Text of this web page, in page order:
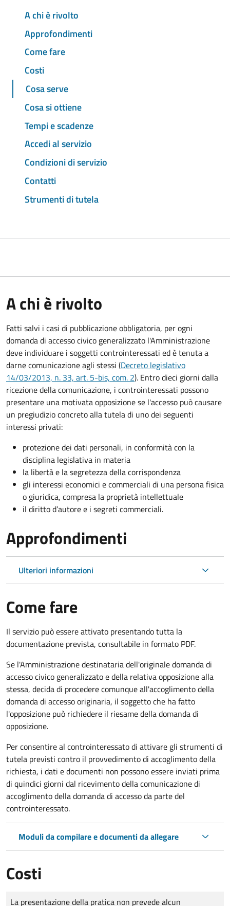
A chi è rivolto
Approfondimenti
Come fare
Costi
Cosa serve
Cosa si ottiene
Tempi e scadenze
Accedi al servizio
Condizioni di servizio
Contatti
Strumenti di tutela
A chi è rivolto
Fatti salvi i casi di pubblicazione obbligatoria, per ogni
domanda di accesso civico generalizzato l'Amministrazione
deve individuare i soggetti controinteressati ed è tenuta a
darne comunicazione agli stessi (Decreto legislativo
14/03/2013, n. 33, art. 5-bis, com. 2). Entro dieci giorni dalla
ricezione della comunicazione, i controinteressati possono
presentare una motivata opposizione se l'accesso può causare
un pregiudizio concreto alla tutela di uno dei seguenti
interessi privati:
protezione dei dati personali, in conformità con la
disciplina legislativa in materia
la libertà e la segretezza della corrispondenza
gli interessi economici e commerciali di una persona fisica
o giuridica, compresa la proprietà intellettuale
il diritto d’autore e i segreti commerciali.
Approfondimenti
Ulteriori informazioni
Come fare
Il servizio può essere attivato presentando tutta la
documentazione prevista, consultabile in formato PDF.
Se l'Amministrazione destinataria dell'originale domanda di
accesso civico generalizzato e della relativa opposizione alla
stessa, decida di procedere comunque all'accoglimento della
domanda di accesso originaria, il soggetto che ha fatto
l'opposizione può richiedere il riesame della domanda di
opposizione.
Per consentire al controinteressato di attivare gli strumenti di
tutela previsti contro il provvedimento di accoglimento della
richiesta, i dati e documenti non possono essere inviati prima
di quindici giorni dal ricevimento della comunicazione di
accoglimento della domanda di accesso da parte del
controinteressato.
Moduli da compilare e documenti da allegare
Costi
Tipo di pagamento
Importo
La presentazione della pratica non prevede alcun